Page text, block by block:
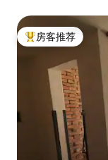
热门「房客推荐」
房客推荐